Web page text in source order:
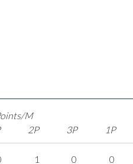
M
2P 3P
1P
1 0 0